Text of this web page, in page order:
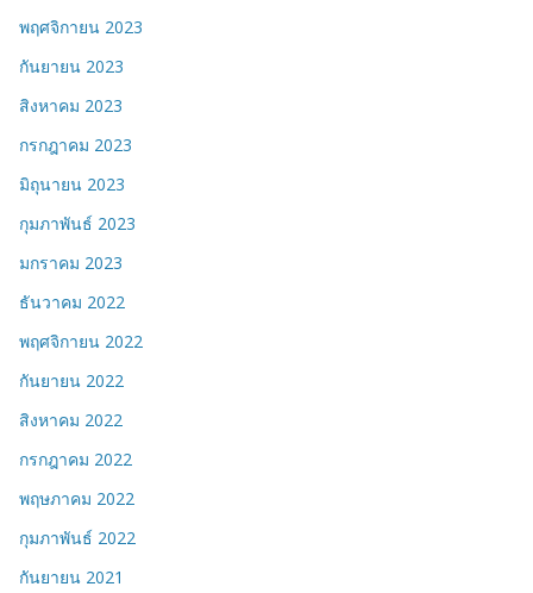
พฤศจิกายน 2023
กันยายน 2023
สิงหาคม 2023
กรกฎาคม 2023
มิถุนายน 2023
กุมภาพันธ์ 2023
มกราคม 2023
ธันวาคม 2022
พฤศจิกายน 2022
กันยายน 2022
สิงหาคม 2022
กรกฎาคม 2022
พฤษภาคม 2022
กุมภาพันธ์ 2022
กันยายน 2021